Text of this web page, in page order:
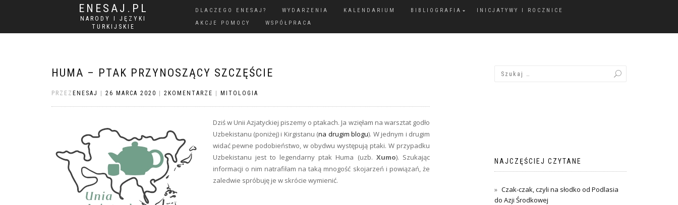
ENESAJ.PL
NARODY I JĘZYKI
TURKIJSKIE
DLACZEGO ENESAJ? WYDARZENIA KALENDARIUM BIBLIOGRAFIA
INICJATYWY I ROCZNICE
AKCJE POMOCY
WSPÓŁPRACA
HUMA – PTAK PRZYNOSZĄCY SZCZĘŚCIE
PRZEZ ENESAJ 26 MARCA 2020 2KOMENTARZE MITOLOGIA
Dziś w Unii Azjatyckiej piszemy o ptakach. Ja wzięłam na warsztat godło
Uzbekistanu (poniżej) i Kirgistanu (na drugim blogu). W jednym i drugim
widać pewne podobieństwo, w obydwu występują ptaki. W przypadku
Uzbekistanu jest to legendarny ptak Huma (uzb. Xumo). Szukając
informacji o nim natrafiłam na taką mnogość skojarzeń i powiązań, że
zaledwie spróbuję je w skrócie wymienić.
NAJCZĘŚCIEJ CZYTANE
Czak-czak, czyli na słodko od Podlasia
do Azji Środkowej